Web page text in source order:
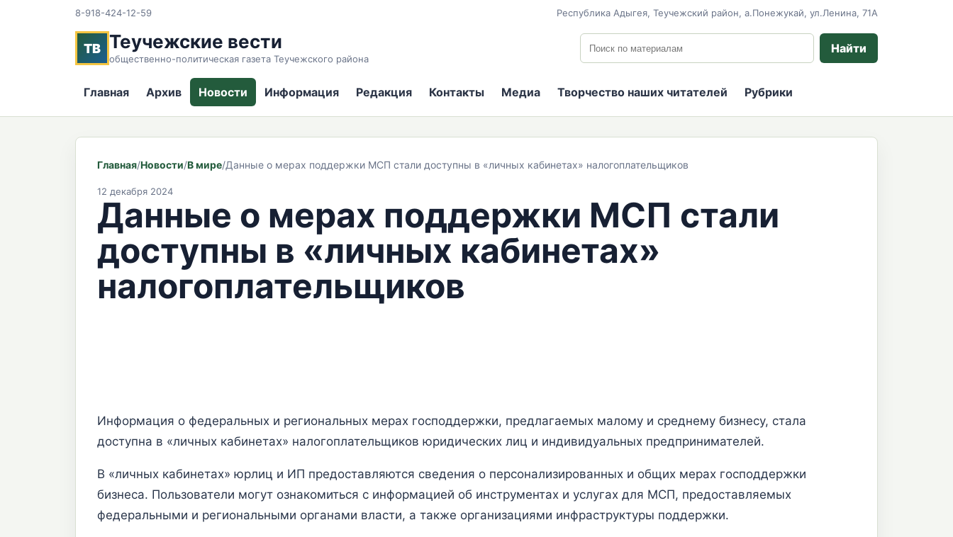
8-918-424-12-59 Республика Адыгея, Теучежский район, а.Понежукай, ул.Ленина, 71А
ТВ Теучежские вести
общественно-политическая газета Теучежского района
Поиск по сайту
Найти
Главная Архив Новости Информация Редакция Контакты Медиа Творчество наших читателей Рубрики
Главная/Новости/В мире/Данные о мерах поддержки МСП стали доступны в «личных кабинетах» налогоплательщиков
12 декабря 2024
Данные о мерах поддержки МСП стали
доступны в «личных кабинетах»
налогоплательщиков
Информация о федеральных и региональных мерах господдержки, предлагаемых малому и среднему бизнесу, стала
доступна в «личных кабинетах» налогоплательщиков юридических лиц и индивидуальных предпринимателей.
В «личных кабинетах» юрлиц и ИП предоставляются сведения о персонализированных и общих мерах господдержки
бизнеса. Пользователи могут ознакомиться с информацией об инструментах и услугах для МСП, предоставляемых
федеральными и региональными органами власти, а также организациями инфраструктуры поддержки.